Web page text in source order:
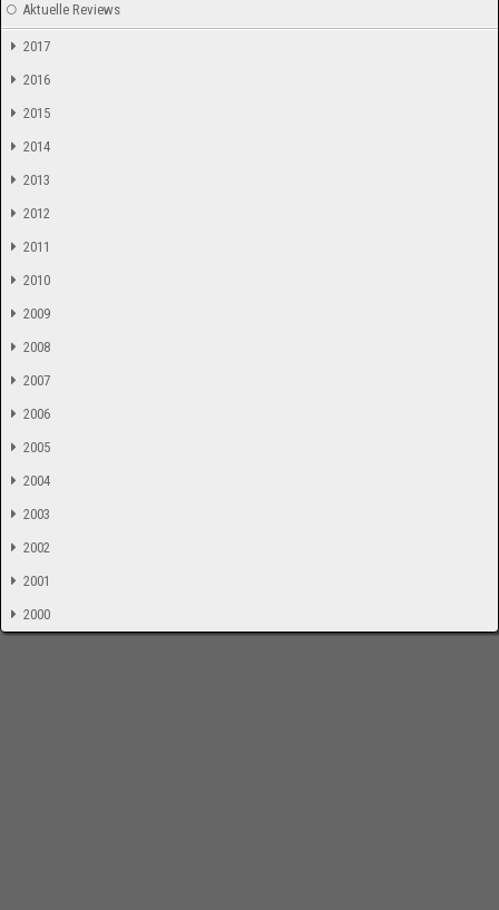
Aktuelle Reviews
2017
2016
2015
2014
2013
2012
2011
2010
2009
2008
2007
2006
2005
2004
2003
2002
2001
2000